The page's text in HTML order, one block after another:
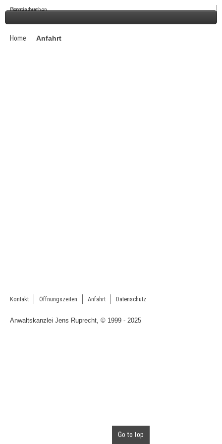
Home Anfahrt
Kontakt Öffnungszeiten
Termin buchen
Anfahrt
Impressum
Datenschutz
Anwaltskanzlei Jens Ruprecht, © 1999 - 2025
Go to top